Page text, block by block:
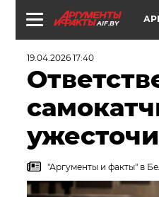
AIF.BY
19.04.2026 17:40
"Аргументы и факты" в